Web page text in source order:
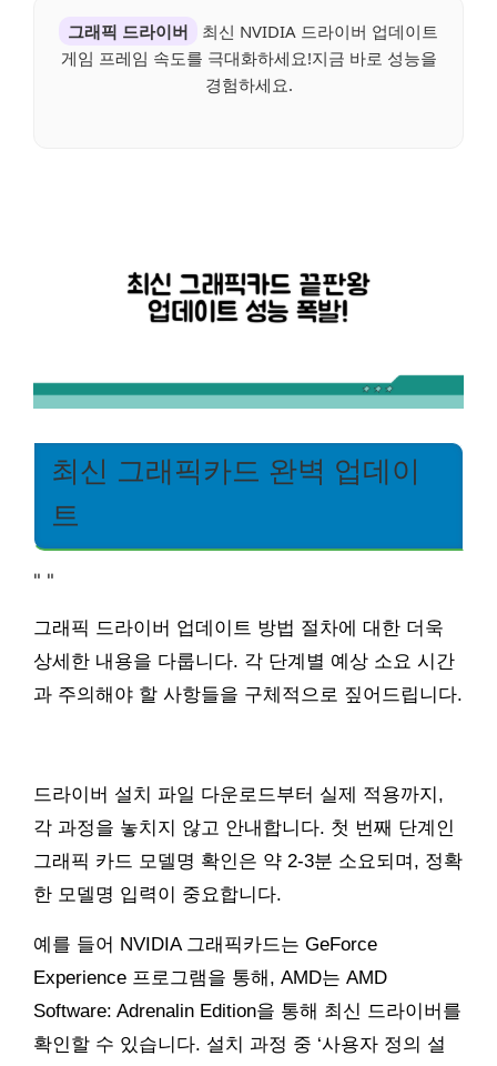
그래픽 드라이버
최신 NVIDIA 드라이버 업데이트
게임 프레임 속도를 극대화하세요!지금 바로 성능을
경험하세요.
최신 그래픽카드 완벽 업데이
트
" "
그래픽 드라이버 업데이트 방법 절차에 대한 더욱
상세한 내용을 다룹니다. 각 단계별 예상 소요 시간
과 주의해야 할 사항들을 구체적으로 짚어드립니다.
드라이버 설치 파일 다운로드부터 실제 적용까지,
각 과정을 놓치지 않고 안내합니다. 첫 번째 단계인
그래픽 카드 모델명 확인은 약 2-3분 소요되며, 정확
한 모델명 입력이 중요합니다.
예를 들어 NVIDIA 그래픽카드는 GeForce
Experience 프로그램을 통해, AMD는 AMD
Software: Adrenalin Edition을 통해 최신 드라이버를
확인할 수 있습니다. 설치 과정 중 ‘사용자 정의 설